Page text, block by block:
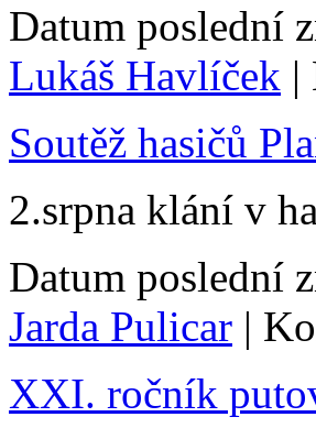
Datum poslední
Lukáš Havlíček |
Soutěž hasičů
2.srpna klání v
Datum poslední
Jarda Pulicar |
XXI. ročník